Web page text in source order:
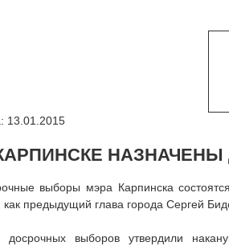
13.01.2015
выборы мэра Карпинска
как предыдущий глава города Сергей
досрочных выборов утвердили